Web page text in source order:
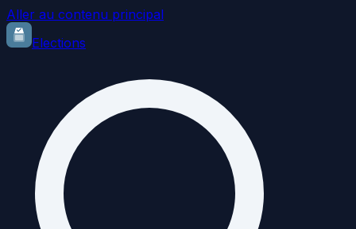
Aller au contenu principal
Elections